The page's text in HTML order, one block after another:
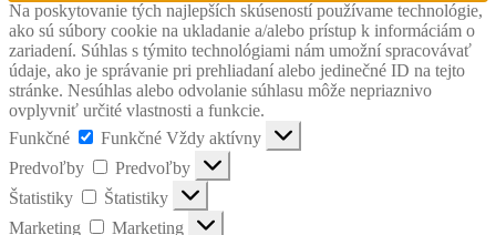
Na poskytovanie tých najlepších skúseností používame technológie,
ako sú súbory cookie na ukladanie a/alebo prístup k informáciám o
zariadení. Súhlas s týmito technológiami nám umožní spracovávať
údaje, ako je správanie pri prehliadaní alebo jedinečné ID na tejto
stránke. Nesúhlas alebo odvolanie súhlasu môže nepriaznivo
ovplyvniť určité vlastnosti a funkcie.
Funkčné
Funkčné Vždy aktívny
Predvoľby
Predvoľby
Štatistiky
Štatistiky
Marketing
Marketing